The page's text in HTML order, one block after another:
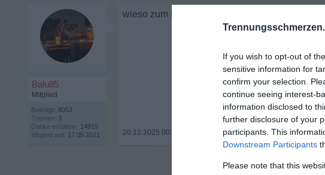
If you wish to opt-out of
sensitive information for
confirm your selection.
continue seeing interest-
information disclosed to
further disclosure of your
participants. This
Downstream Participants
Please note that this
Balu85
Mitglied
Beiträge: 8053
Themen: 3
Danke erhalten: 14915
Mitglied seit: 17.05.2021
wieso zum Kuckuck wird aus "Laien" auf
20.12.2025 00:12